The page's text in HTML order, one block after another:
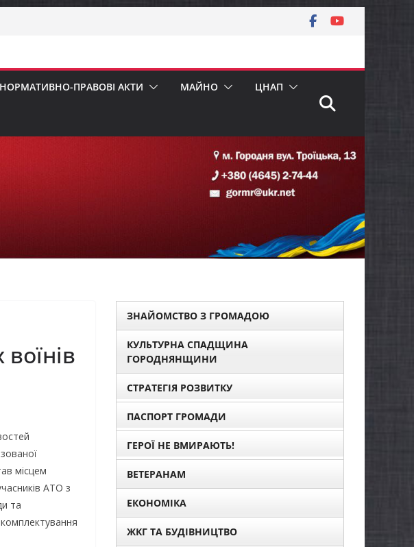
НОРМАТИВНО-ПРАВОВІ АКТИ МАЙНО ЦНАП
місцем
АТО з
та
ЗНАЙОМСТВО З ГРОМАДОЮ
КУЛЬТУРНА СПАДЩИНА
ГОРОДНЯНЩИНИ
СТРАТЕГІЯ РОЗВИТКУ
ПАСПОРТ ГРОМАДИ
ГЕРОЇ НЕ ВМИРАЮТЬ!
ВЕТЕРАНАМ
ЕКОНОМІКА
ЖКГ ТА БУДІВНИЦТВО